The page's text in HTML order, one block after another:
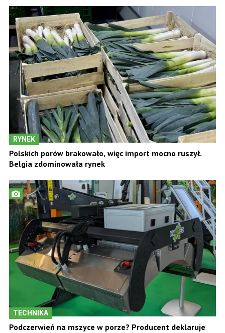
RYNEK
Polskich porów brakowało, więc import mocno ruszył.
Belgia zdominowała rynek
TECHNIKA
Podczerwień na mszyce w porze? Producent deklaruje